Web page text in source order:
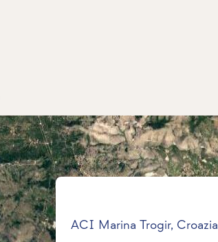
ACI Marina Trogir, Croazia